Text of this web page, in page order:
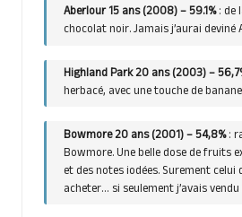
Aberlour 15 ans (2008) – 59.1%: de
chocolat noir. Jamais j’aurai deviné
Highland Park 20 ans (2003) –
herbacé, avec une touche de
Bowmore 20 ans (2001) – 54,8%:
Bowmore. Une belle dose de fruits
et des notes iodées. Surement celui
acheter… si seulement j’avais